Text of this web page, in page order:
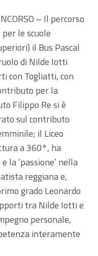
– Il percorso
le scuole
il Bus Pascal
di Nilde Iotti
con Togliatti, con
per la
Filippo Re si è
sul contributo
il Liceo
a 360°, ha
la ‘passione’ nella
reggiana e,
grado Leonardo
tra Nilde Iotti e
personale,
interamente